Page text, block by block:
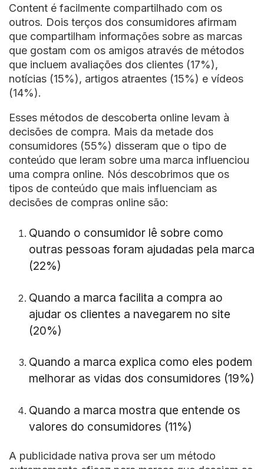
Content é facilmente compartilhado com os
outros. Dois terços dos consumidores afirmam
que compartilham informações sobre as marcas
que gostam com os amigos através de métodos
que incluem avaliações dos clientes (17%),
notícias (15%), artigos atraentes (15%) e vídeos
(14%).
Esses métodos de descoberta online levam à
decisões de compra. Mais da metade dos
consumidores (55%) disseram que o tipo de
conteúdo que leram sobre uma marca influenciou
uma compra online. Nós descobrimos que os
tipos de conteúdo que mais influenciam as
decisões de compras online são:
Quando o consumidor lê sobre como
outras pessoas foram ajudadas pela marca
(22%)
Quando a marca facilita a compra ao
ajudar os clientes a navegarem no site
(20%)
Quando a marca explica como eles podem
melhorar as vidas dos consumidores (19%)
Quando a marca mostra que entende os
valores do consumidores (11%)
A publicidade nativa prova ser um método